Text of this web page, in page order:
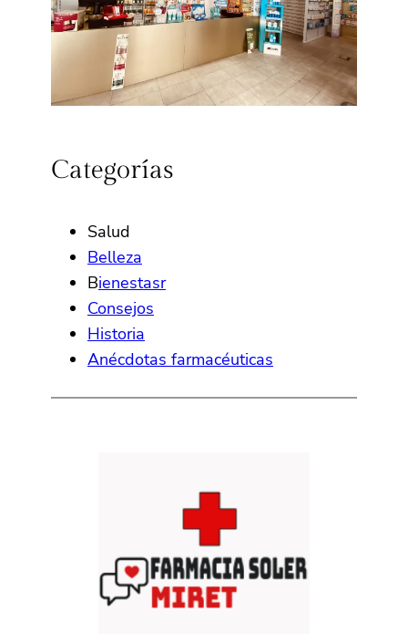
Categorías
Salud
Belleza
Bienestasr
Consejos
Historia
Anécdotas farmacéuticas